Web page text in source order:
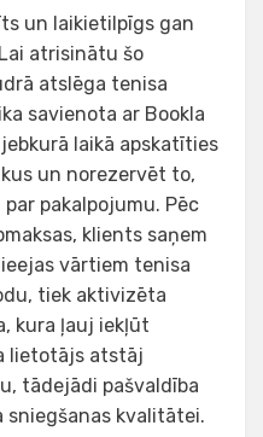
un laikietilpīgs gan
atrisinātu šo
atslēga tenisa
savienota ar Bookla
laikā apskatīties
un norezervēt to,
pakalpojumu. Pēc
klients saņem
vārtiem tenisa
tiek aktivizēta
kura ļauj iekļūt
lietotājs atstāj
tādejādi pašvaldība
sniegšanas kvalitātei.